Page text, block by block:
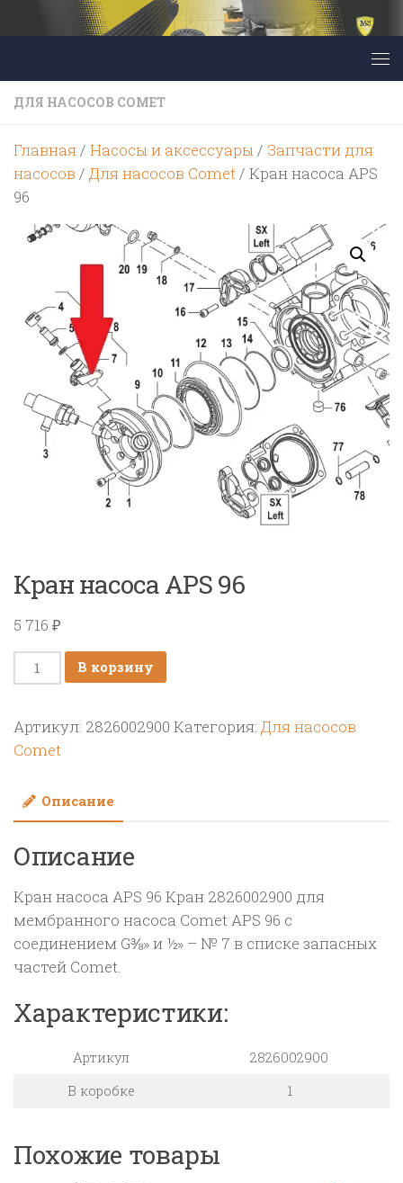
Перейти к содержимому
ДЛЯ НАСОСОВ COMET
Главная/ Насосы и аксессуары/ Запчасти для
насосов / Для насосов Comet/ Кран насоса APS
96
Кран насоса APS 96
5 716 ₽
Количество
товара
насоса
APS
В корзину
Артикул: 2826002900 Категория: Для насосов
Comet
Описание
Описание
Кран насоса APS 96 Кран 2826002900 для
мембранного насоса Comet APS 96 с
соединением G⅜» и ½» – № 7 в списке запасных
частей Comet.
Характеристики:
Артикул
2826002900
В коробке
1
Похожие товары